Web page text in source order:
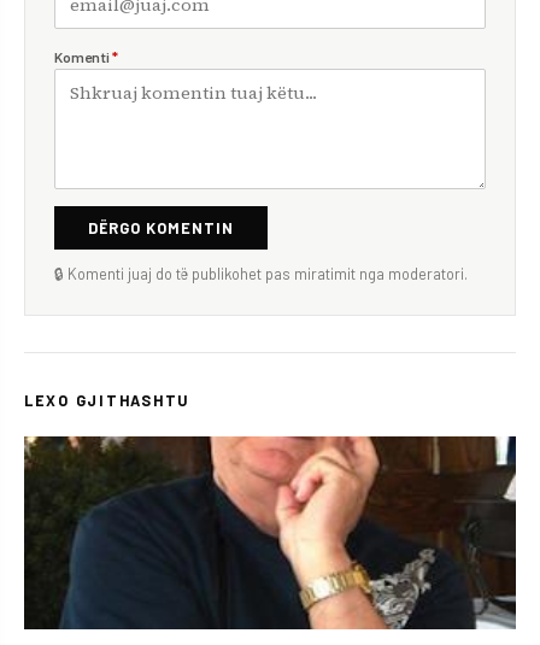
Komenti *
DËRGO KOMENTIN
🔒 Komenti juaj do të publikohet pas miratimit nga moderatori.
LEXO GJITHASHTU